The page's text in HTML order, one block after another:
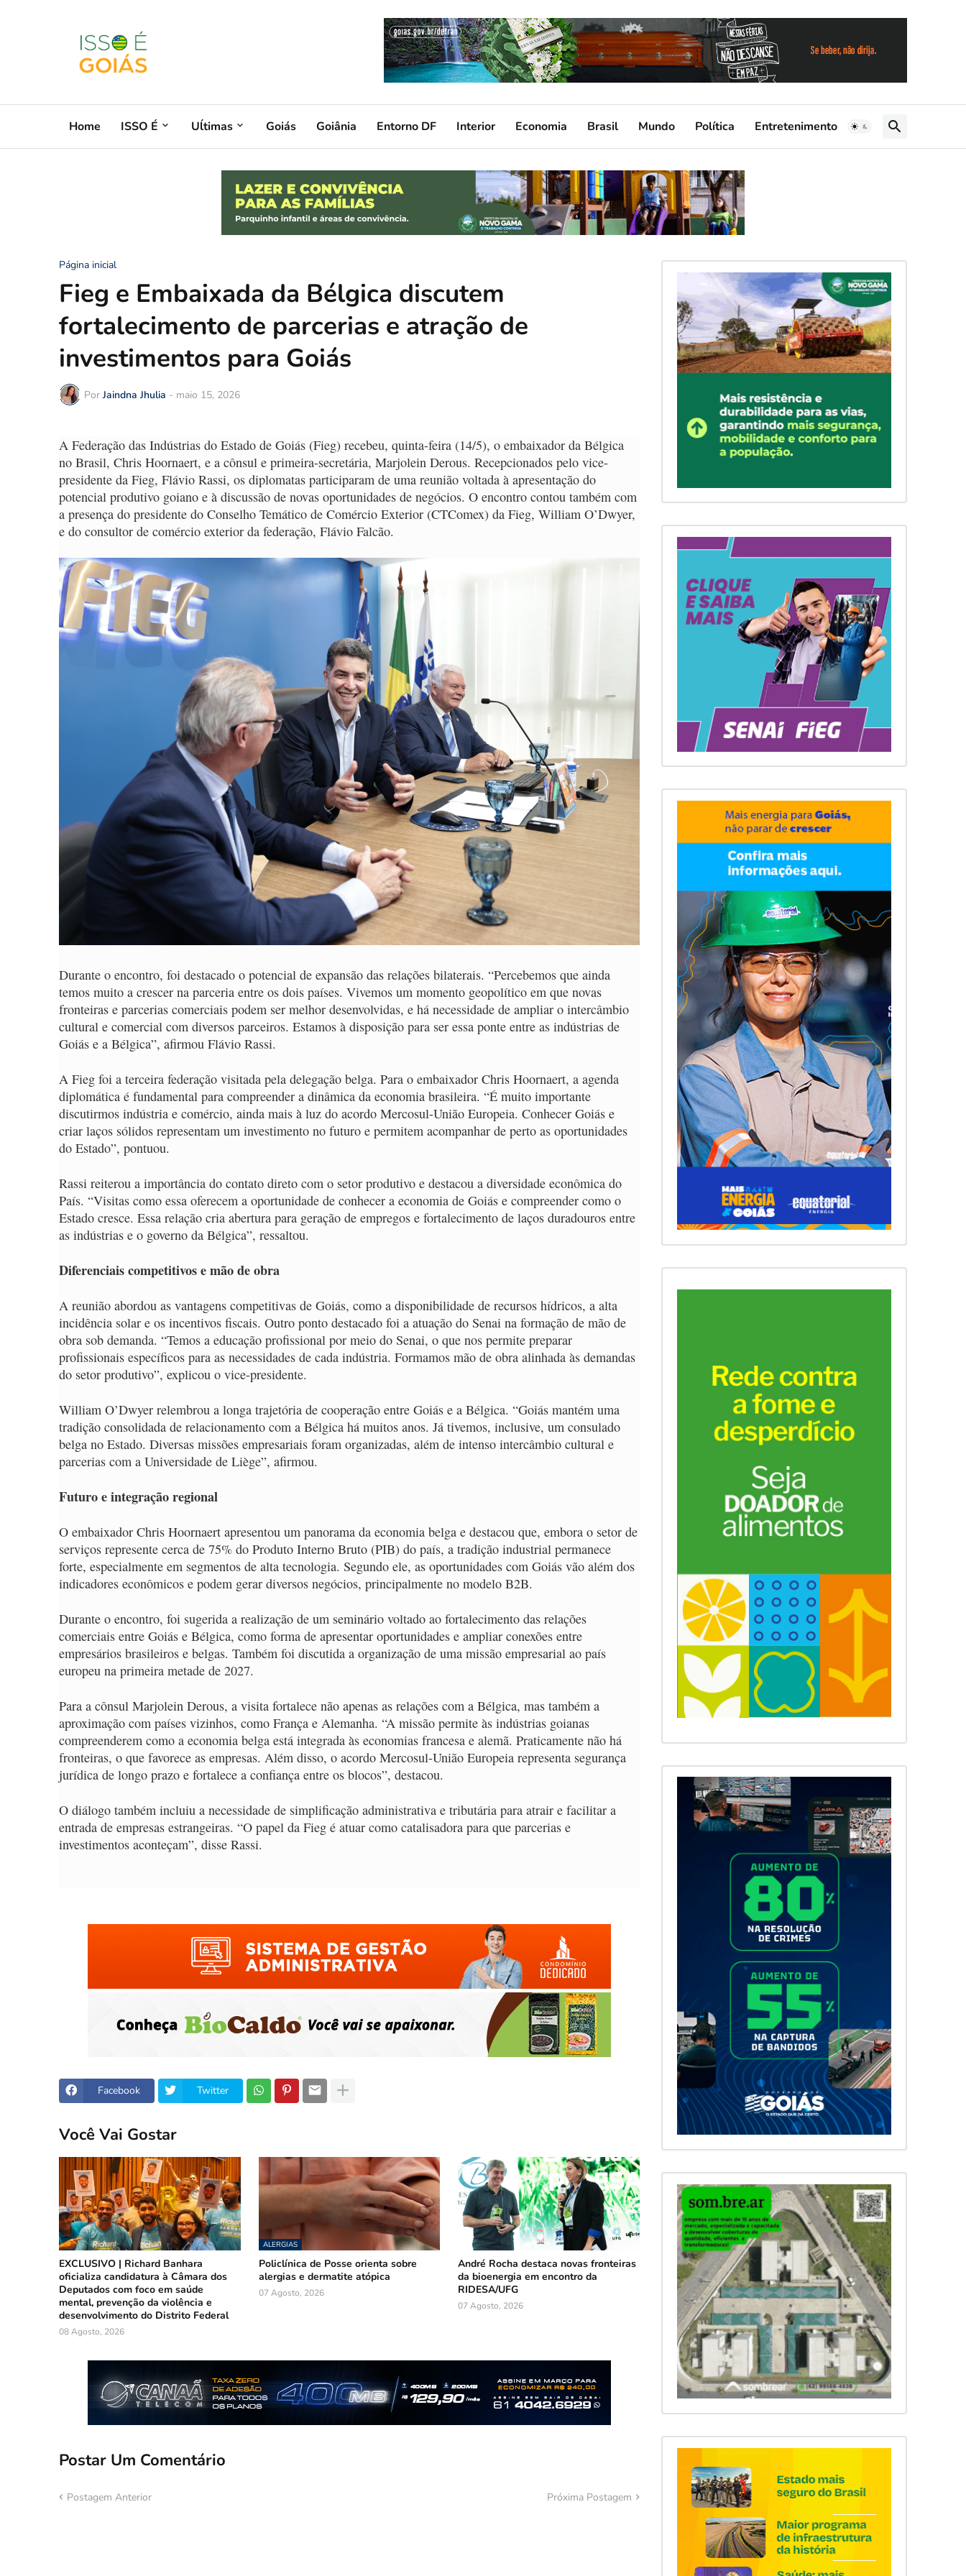
Home ISSO É Uĺtimas Goiás Goiânia Entorno DF Interior Economia Brasil Mundo Política Entretenimento
Página inicial
Fieg e Embaixada da Bélgica discutem
fortalecimento de parcerias e atração de
investimentos para Goiás
Por Jaindna Jhulia - maio 15, 2026
A Federação das Indústrias do Estado de Goiás (Fieg) recebeu, quinta-feira (14/5), o embaixador da Bélgica
no Brasil, Chris Hoornaert, e a cônsul e primeira-secretária, Marjolein Derous. Recepcionados pelo vice-
presidente da Fieg, Flávio Rassi, os diplomatas participaram de uma reunião voltada à apresentação do
potencial produtivo goiano e à discussão de novas oportunidades de negócios. O encontro contou também com
a presença do presidente do Conselho Temático de Comércio Exterior (CTComex) da Fieg, William O’Dwyer,
e do consultor de comércio exterior da federação, Flávio Falcão.
Durante o encontro, foi destacado o potencial de expansão das relações bilaterais. “Percebemos que ainda
temos muito a crescer na parceria entre os dois países. Vivemos um momento geopolítico em que novas
fronteiras e parcerias comerciais podem ser melhor desenvolvidas, e há necessidade de ampliar o intercâmbio
cultural e comercial com diversos parceiros. Estamos à disposição para ser essa ponte entre as indústrias de
Goiás e a Bélgica”, afirmou Flávio Rassi.
A Fieg foi a terceira federação visitada pela delegação belga. Para o embaixador Chris Hoornaert, a agenda
diplomática é fundamental para compreender a dinâmica da economia brasileira. “É muito importante
discutirmos indústria e comércio, ainda mais à luz do acordo Mercosul-União Europeia. Conhecer Goiás e
criar laços sólidos representam um investimento no futuro e permitem acompanhar de perto as oportunidades
do Estado”, pontuou.
Rassi reiterou a importância do contato direto com o setor produtivo e destacou a diversidade econômica do
País. “Visitas como essa oferecem a oportunidade de conhecer a economia de Goiás e compreender como o
Estado cresce. Essa relação cria abertura para geração de empregos e fortalecimento de laços duradouros entre
as indústrias e o governo da Bélgica”, ressaltou.
Diferenciais competitivos e mão de obra
A reunião abordou as vantagens competitivas de Goiás, como a disponibilidade de recursos hídricos, a alta
incidência solar e os incentivos fiscais. Outro ponto destacado foi a atuação do Senai na formação de mão de
obra sob demanda. “Temos a educação profissional por meio do Senai, o que nos permite preparar
profissionais específicos para as necessidades de cada indústria. Formamos mão de obra alinhada às demandas
do setor produtivo”, explicou o vice-presidente.
William O’Dwyer relembrou a longa trajetória de cooperação entre Goiás e a Bélgica. “Goiás mantém uma
tradição consolidada de relacionamento com a Bélgica há muitos anos. Já tivemos, inclusive, um consulado
belga no Estado. Diversas missões empresariais foram organizadas, além de intenso intercâmbio cultural e
parcerias com a Universidade de Liège”, afirmou.
Futuro e integração regional
O embaixador Chris Hoornaert apresentou um panorama da economia belga e destacou que, embora o setor de
serviços represente cerca de 75% do Produto Interno Bruto (PIB) do país, a tradição industrial permanece
forte, especialmente em segmentos de alta tecnologia. Segundo ele, as oportunidades com Goiás vão além dos
indicadores econômicos e podem gerar diversos negócios, principalmente no modelo B2B.
Durante o encontro, foi sugerida a realização de um seminário voltado ao fortalecimento das relações
comerciais entre Goiás e Bélgica, como forma de apresentar oportunidades e ampliar conexões entre
empresários brasileiros e belgas. Também foi discutida a organização de uma missão empresarial ao país
europeu na primeira metade de 2027.
Para a cônsul Marjolein Derous, a visita fortalece não apenas as relações com a Bélgica, mas também a
aproximação com países vizinhos, como França e Alemanha. “A missão permite às indústrias goianas
compreenderem como a economia belga está integrada às economias francesa e alemã. Praticamente não há
fronteiras, o que favorece as empresas. Além disso, o acordo Mercosul-União Europeia representa segurança
jurídica de longo prazo e fortalece a confiança entre os blocos”, destacou.
O diálogo também incluiu a necessidade de simplificação administrativa e tributária para atrair e facilitar a
entrada de empresas estrangeiras. “O papel da Fieg é atuar como catalisadora para que parcerias e
investimentos aconteçam”, disse Rassi.
Facebook Twitter
Você Vai Gostar
EXCLUSIVO | Richard Banhara
oficializa candidatura à Câmara dos
Deputados com foco em saúde
mental, prevenção da violência e
desenvolvimento do Distrito Federal
08 Agosto, 2026
ALERGIAS
Policlínica de Posse orienta sobre
alergias e dermatite atópica
07 Agosto, 2026
André Rocha destaca novas fronteiras
da bioenergia em encontro da
RIDESA/UFG
07 Agosto, 2026
Postar Um Comentário
Postagem Anterior Próxima Postagem